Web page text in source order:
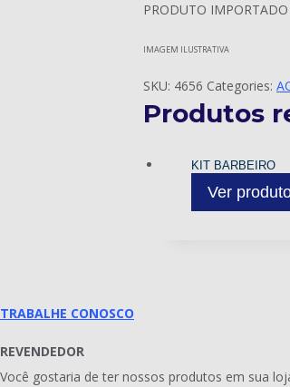
PRODUTO IMPORTADO
IMAGEM ILUSTRATIVA
SKU: 4656 Categories:
Produtos
KIT BARBEIRO
Ver
TRABALHE CONOSCO
REVENDEDOR
Você gostaria de ter nossos produtos em sua